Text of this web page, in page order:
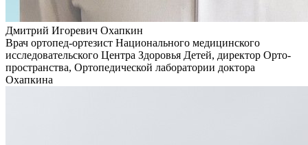
Дмитрий Игоревич Охапкин
Врач ортопед-ортезист Национального медицинского
исследовательского Центра Здоровья Детей, директор Орто-
пространства, Ортопедической лаборатории доктора
Охапкина